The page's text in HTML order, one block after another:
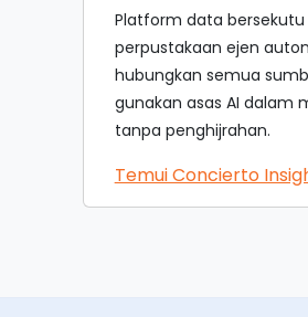
Platform data
perpustakaan ejen
hubungkan semua
gunakan asas AI dalam
tanpa penghijrahan.
Temui Concierto